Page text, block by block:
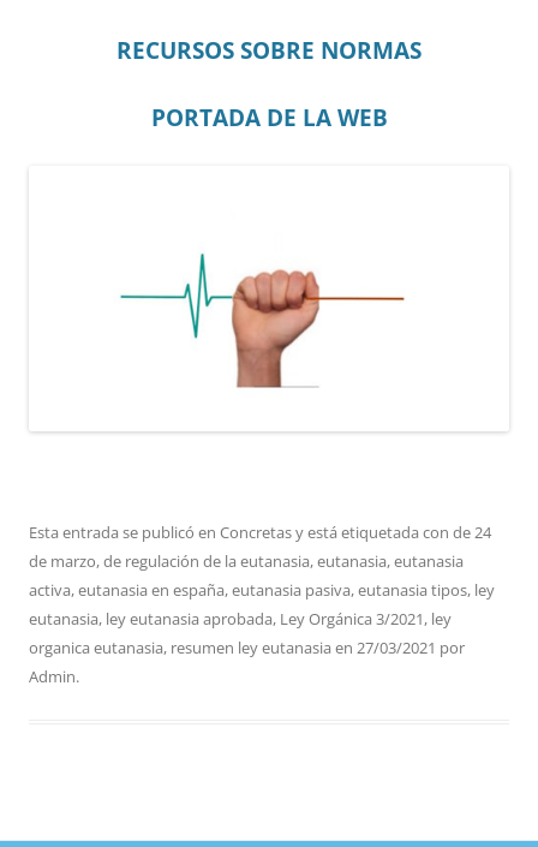
RECURSOS SOBRE NORMAS
PORTADA DE LA WEB
Esta entrada se publicó en Concretasy está etiquetada con de 24
de marzo,de regulación de la eutanasia,eutanasia,eutanasia
activa,eutanasia en españa,eutanasia pasiva,eutanasia tipos, ley
eutanasia, ley eutanasia aprobada, Ley Orgánica 3/2021, ley
organica eutanasia, resumen ley eutanasia en 27/03/2021 por
Admin.